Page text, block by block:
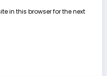
in this browser for the next